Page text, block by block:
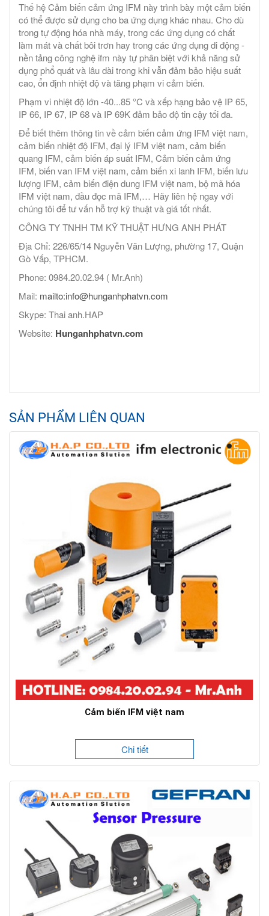
Thế hệ Cảm biến cảm ứng IFM này trình bày một cảm biến
có thể được sử dụng cho ba ứng dụng khác nhau. Cho dù
trong tự động hóa nhà máy, trong các ứng dụng có chất
làm mát và chất bôi trơn hay trong các ứng dụng di động -
nền tảng công nghệ ifm này tự phân biệt với khả năng sử
dụng phổ quát và lâu dài trong khi vẫn đảm bảo hiệu suất
cao, ổn định nhiệt độ và tăng phạm vi cảm biến.
Phạm vi nhiệt độ lớn -40...85 °C và xếp hạng bảo vệ IP 65,
IP 66, IP 67, IP 68 và IP 69K đảm bảo độ tin cậy tối đa.
Để biết thêm thông tin về cảm biến cảm ứng IFM việt nam,
cảm biến nhiệt độ IFM, đại lý IFM việt nam, cảm biến
quang IFM, cảm biến áp suất IFM, Cảm biến cảm ứng
IFM, biến van IFM việt nam, cảm biến xi lanh IFM, biến lưu
lượng IFM, cảm biến điện dung IFM việt nam, bộ mã hóa
IFM việt nam, đầu đọc mã IFM,… Hãy liên hệ ngay với
chúng tôi để tư vấn hỗ trợ kỹ thuật và giá tốt nhất.
CÔNG TY TNHH TM KỸ THUẬT HƯNG ANH PHÁT
Địa Chỉ: 226/65/14 Nguyễn Văn Lượng, phường 17, Quận
Gò Vấp, TPHCM.
Phone: 0984.20.02.94 ( Mr.Anh)
Mail: mailto:info@hunganhphatvn.com
Skype: Thai anh.HAP
Website: Hunganhphatvn.com
SẢN PHẨM LIÊN QUAN
Cảm biến IFM việt nam
Chi tiết